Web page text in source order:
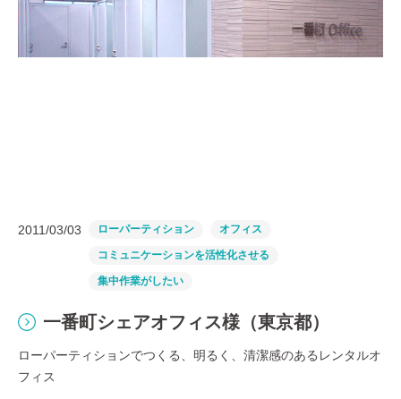
2011/03/03 ローパーティション オフィス
コミュニケーションを活性化させる
集中作業がしたい
一番町シェアオフィス様（東京都）
ローパーティションでつくる、明るく、清潔感のあるレンタルオ
フィス